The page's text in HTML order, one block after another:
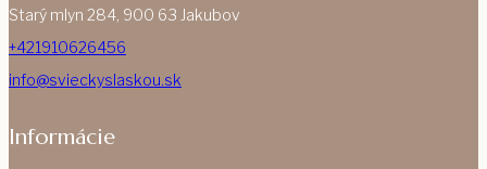
Starý mlyn 284, 900 63 Jakubov
+421910626456
info@svieckyslaskou.sk
Informácie